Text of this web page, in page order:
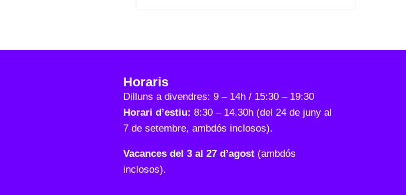
Horaris
Dilluns a divendres: 9 – 14h / 15:30 – 19:30
Horari d’estiu: 8:30 – 14.30h (del 24 de juny al
7 de setembre, ambdós inclosos).
Vacances del 3 al 27 d’agost (ambdós
inclosos).